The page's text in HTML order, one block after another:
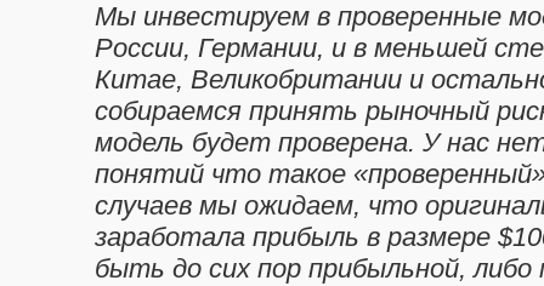
Мы инвестируем в проверенные
России, Германии, и в меньшей
Китае, Великобритании и
собираемся принять рыночный
модель будет проверена. У нас
понятий что такое
случаев мы ожидаем, что
заработала прибыль в размере
быть до сих пор прибыльной,